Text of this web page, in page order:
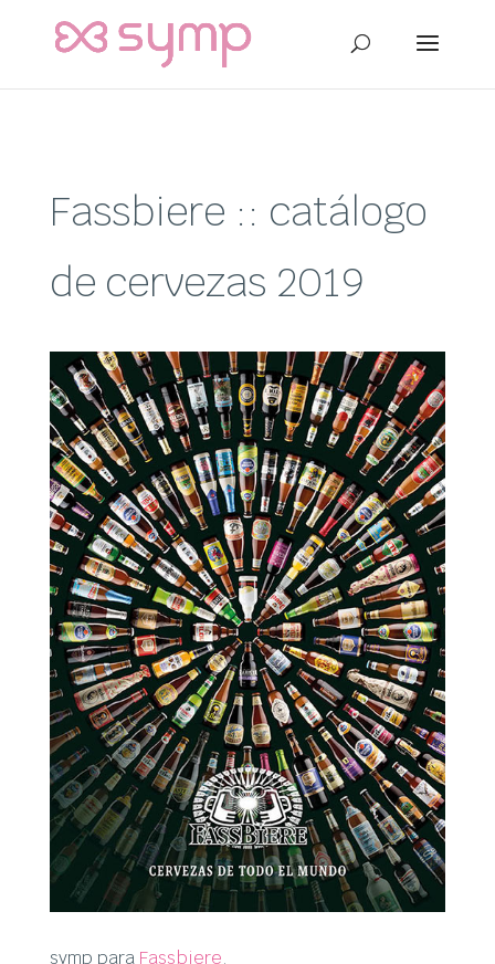
Fassbiere :: catálogo
de cervezas 2019
symp para Fassbiere.